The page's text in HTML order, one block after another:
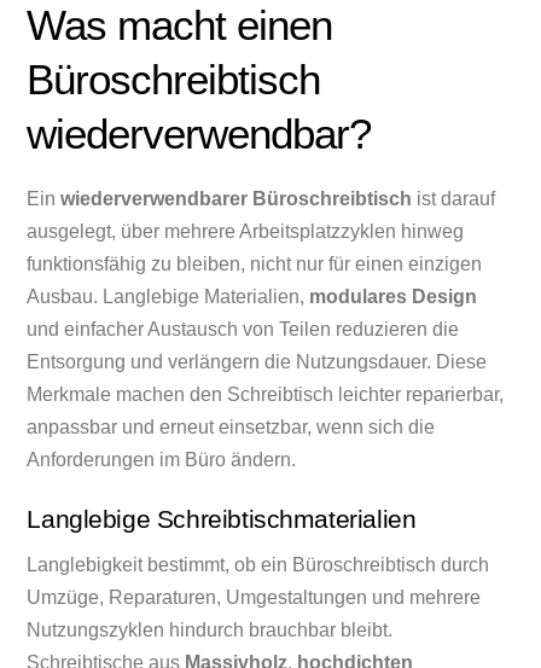
Was macht einen
Büroschreibtisch
wiederverwendbar?
Einwiederverwendbarer Büroschreibtisch ist darauf
ausgelegt, über mehrere Arbeitsplatzzyklen hinweg
funktionsfähig zu bleiben, nicht nur für einen einzigen
Ausbau. Langlebige Materialien, modulares Design
und einfacher Austausch von Teilen reduzieren die
Entsorgung und verlängern die Nutzungsdauer. Diese
Merkmale machen den Schreibtisch leichter reparierbar,
anpassbar und erneut einsetzbar, wenn sich die
Anforderungen im Büro ändern.
Langlebige Schreibtischmaterialien
Langlebigkeit bestimmt, ob ein Büroschreibtisch durch
Umzüge, Reparaturen, Umgestaltungen und mehrere
Nutzungszyklen hindurch brauchbar bleibt.
Schreibtische aus Massivholz, hochdichten